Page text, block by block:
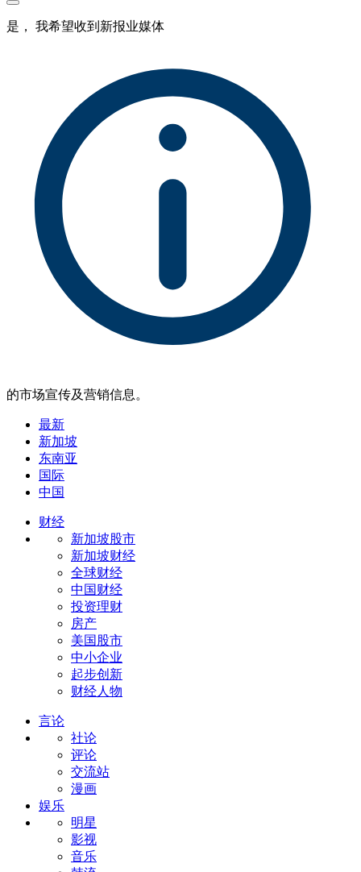
是， 我希望收到新报业媒体
的市场宣传及营销信息。
最新
新加坡
东南亚
国际
中国
财经
新加坡股市
新加坡财经
全球财经
中国财经
投资理财
房产
美国股市
中小企业
起步创新
财经人物
言论
社论
评论
交流站
漫画
娱乐
明星
影视
音乐